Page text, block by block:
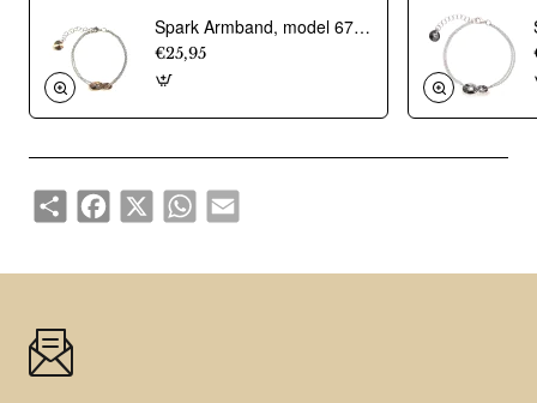
Spark Armband, model 679218RGB - 14980
€25,95
ShareFacebook
X WhatsAppEmail